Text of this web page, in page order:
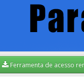
Ferramenta de acesso